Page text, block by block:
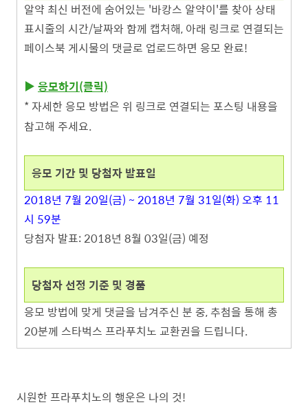
알약 최신 버전에 숨어있는 '바캉스 알약이'를 찾아 상태
표시줄의 시간/날짜와 함께 캡처해, 아래 링크로 연결되는
페이스북 게시물의 댓글로 업로드하면 응모 완료!
▶ 응모하기(클릭)
* 자세한 응모 방법은 위 링크로 연결되는 포스팅 내용을
참고해 주세요.
응모 기간 및 당첨자 발표일
2018년 7월 20일(금) ~ 2018년 7월 31일(화) 오후 11
시 59분
당첨자 발표:2018년 8월 03일(금) 예정
당첨자 선정 기준 및 경품
응모 방법에 맞게 댓글을 남겨주신 분 중, 추첨을 통해 총
20분께 스타벅스 프라푸치노 교환권을 드립니다.
시원한 프라푸치노의 행운은 나의 것!